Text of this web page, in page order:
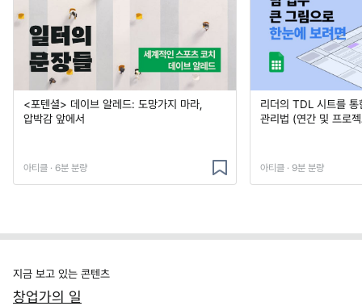
<포텐셜> 데이브 알레드: 도망가지 마라,
압박감 앞에서
아티클 · 6분 분량
리더의 TDL 시트를
관리법 (연간 및 프로
아티클 · 9분 분량
지금 보고 있는 콘텐츠
창업가의 일